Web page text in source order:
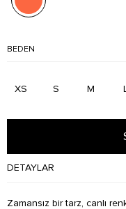
BEDEN
XS S M L
DETAYLAR
Zamansız bir tarz, canlı